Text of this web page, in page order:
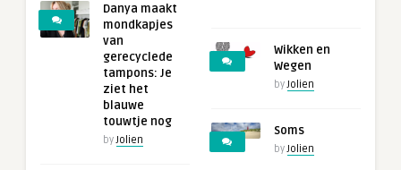
Danya maakt
mondkapjes
van
gerecyclede
tampons: Je
ziet het
blauwe
touwtje nog
byJolien
Wikken en
Wegen
byJolien
Soms
byJolien